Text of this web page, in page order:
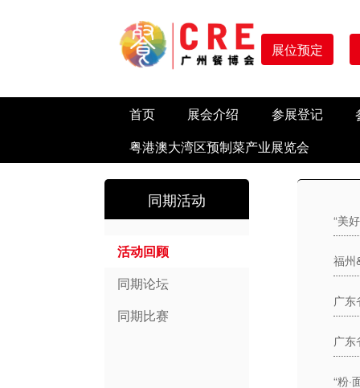
展位预定
首页 展会介绍 参展登记
粤港澳大湾区预制菜产业展览会
同期活动
活动回顾
同期论坛
同期比赛
福州